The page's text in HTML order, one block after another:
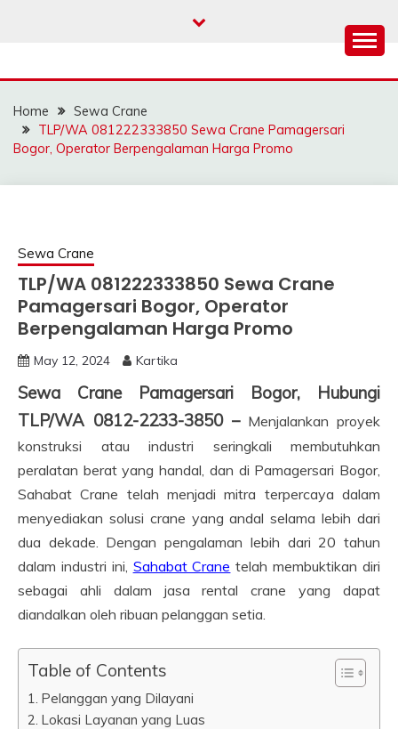
SAHABAT CRANE |
JASA SEWA CRANE |
FORKLIFT | SKYLIFT
Home
Sewa Crane
TLP/WA 081222333850 Sewa Crane Pamagersari
Bogor, Operator Berpengalaman Harga Promo
Sewa Crane
TLP/WA 081222333850 Sewa Crane
Pamagersari Bogor, Operator
Berpengalaman Harga Promo
May 12, 2024 Kartika
Sewa Crane Pamagersari Bogor, Hubungi
TLP/WA 0812-2233-3850 – Menjalankan proyek
konstruksi atau industri seringkali membutuhkan
peralatan berat yang handal, dan di Pamagersari Bogor,
Sahabat Crane telah menjadi mitra terpercaya dalam
menyediakan solusi crane yang andal selama lebih dari
dua dekade. Dengan pengalaman lebih dari 20 tahun
dalam industri ini, Sahabat Crane telah membuktikan diri
sebagai ahli dalam jasa rental crane yang dapat
diandalkan oleh ribuan pelanggan setia.
Table of Contents
Pelanggan yang Dilayani
Lokasi Layanan yang Luas